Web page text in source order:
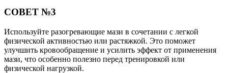
СОВЕТ №3
Используйте разогревающие мази в сочетании с легкой
физической активностью или растяжкой. Это поможет
улучшить кровообращение и усилить эффект от применения
мази, что особенно полезно перед тренировкой или
физической нагрузкой.